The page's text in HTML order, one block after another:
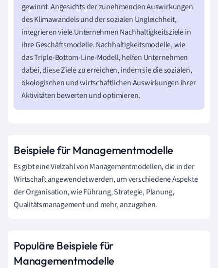
gewinnt. Angesichts der zunehmenden Auswirkungen
des Klimawandels und der sozialen Ungleichheit,
integrieren viele Unternehmen Nachhaltigkeitsziele in
ihre Geschäftsmodelle. Nachhaltigkeitsmodelle, wie
das Triple-Bottom-Line-Modell, helfen Unternehmen
dabei, diese Ziele zu erreichen, indem sie die sozialen,
ökologischen und wirtschaftlichen Auswirkungen ihrer
Aktivitäten bewerten und optimieren.
Beispiele für Managementmodelle
Es gibt eine Vielzahl von Managementmodellen, die in der
Wirtschaft angewendet werden, um verschiedene Aspekte
der Organisation, wie Führung, Strategie, Planung,
Qualitätsmanagement und mehr, anzugehen.
Populäre Beispiele für
Managementmodelle